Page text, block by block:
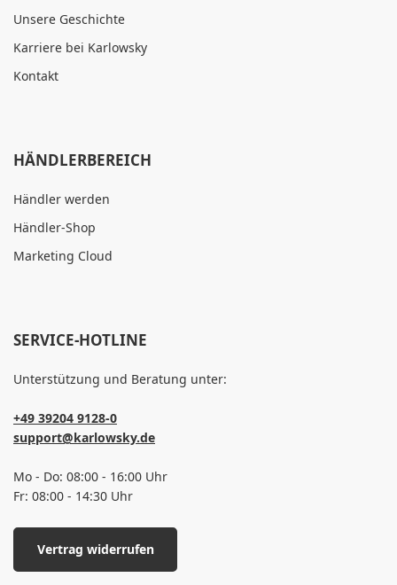
Unsere Geschichte
Karriere bei Karlowsky
Kontakt
HÄNDLERBEREICH
Händler werden
Händler-Shop
Marketing Cloud
SERVICE-HOTLINE
Unterstützung und Beratung unter:
+49 39204 9128-0
support@karlowsky.de
Mo - Do: 08:00 - 16:00 Uhr
Fr: 08:00 - 14:30 Uhr
Vertrag widerrufen